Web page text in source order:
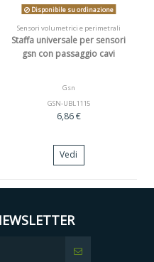
Disponibile su ordinazione
Sensori volumetrici e perimetrali
Staffa universale per sensori
gsn con passaggio cavi
Gsn
GSN-UBL1115
6,86 €
Vedi